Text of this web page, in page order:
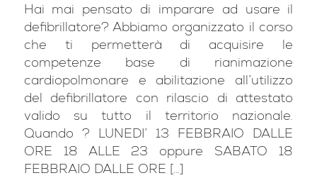
Hai mai pensato di imparare ad usare il
defibrillatore? Abbiamo organizzato il corso
che ti permetterà di acquisire le
competenze base di rianimazione
cardiopolmonare e abilitazione all’utilizzo
del defibrillatore con rilascio di attestato
valido su tutto il territorio nazionale.
Quando ? LUNEDI’ 13 FEBBRAIO DALLE
ORE 18 ALLE 23 oppure SABATO 18
FEBBRAIO DALLE ORE […]